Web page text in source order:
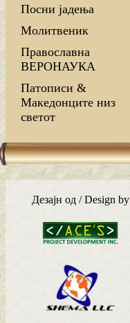
Посни јадења
Молитвеник
Православна
ВЕРОНАУКА
Патописи &
Македонците низ
светот
Дезајн од / Design by